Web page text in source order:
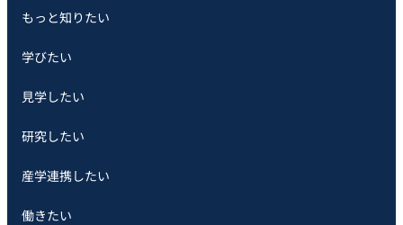
もっと知りたい
学びたい
見学したい
研究したい
産学連携したい
働きたい